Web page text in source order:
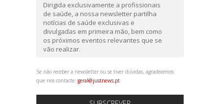
Dirigida exclusivamente a profissionais
de saúde, a nossa newsletter partilha
notícias de saúde exclusivas e
divulgadas em primeira mão, bem como
os próximos eventos relevantes que se
vão realizar.
Se não receber a newsletter ou se tiver dúvidas, agradecemos
que nos contacte: geral@justnews.pt